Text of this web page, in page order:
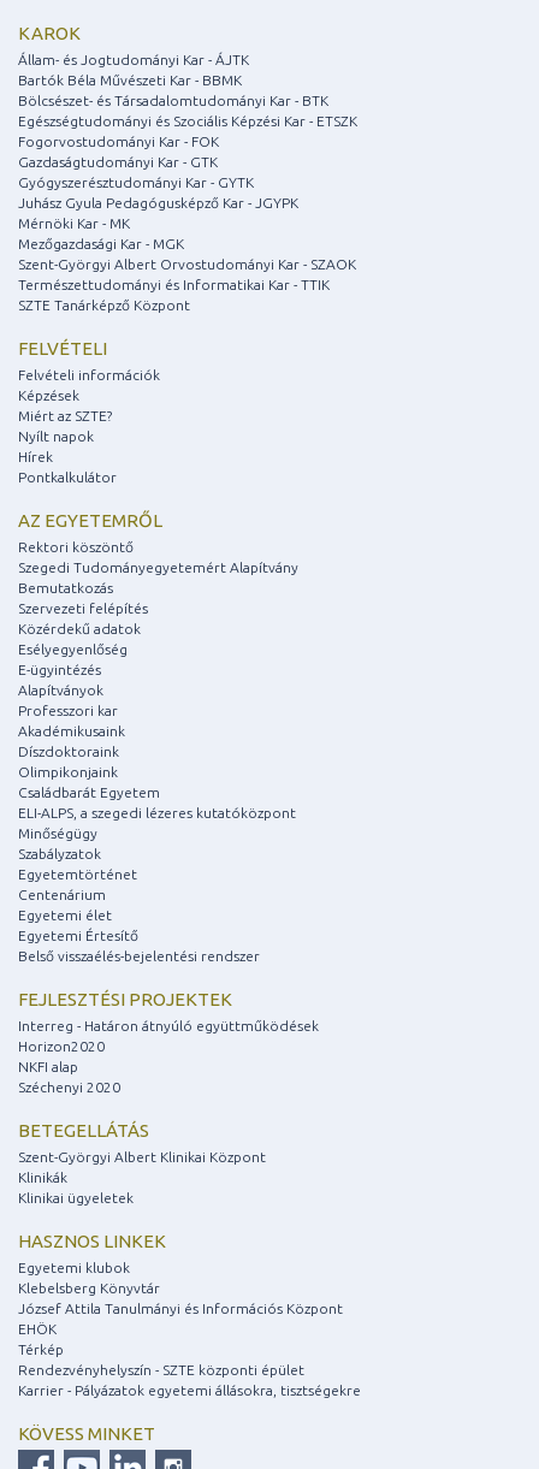
KAROK
Állam- és Jogtudományi Kar - ÁJTK
Bartók Béla Művészeti Kar - BBMK
Bölcsészet- és Társadalomtudományi Kar - BTK
Egészségtudományi és Szociális Képzési Kar - ETSZK
Fogorvostudományi Kar - FOK
Gazdaságtudományi Kar - GTK
Gyógyszerésztudományi Kar - GYTK
Juhász Gyula Pedagógusképző Kar - JGYPK
Mérnöki Kar - MK
Mezőgazdasági Kar - MGK
Szent-Györgyi Albert Orvostudományi Kar - SZAOK
Természettudományi és Informatikai Kar - TTIK
SZTE Tanárképző Központ
FELVÉTELI
Felvételi információk
Képzések
Miért az SZTE?
Nyílt napok
Hírek
Pontkalkulátor
AZ EGYETEMRŐL
Rektori köszöntő
Szegedi Tudományegyetemért Alapítvány
Bemutatkozás
Szervezeti felépítés
Közérdekű adatok
Esélyegyenlőség
E-ügyintézés
Alapítványok
Professzori kar
Akadémikusaink
Díszdoktoraink
Olimpikonjaink
Családbarát Egyetem
ELI-ALPS, a szegedi lézeres kutatóközpont
Minőségügy
Szabályzatok
Egyetemtörténet
Centenárium
Egyetemi élet
Egyetemi Értesítő
Belső visszaélés-bejelentési rendszer
FEJLESZTÉSI PROJEKTEK
Interreg - Határon átnyúló együttműködések
Horizon2020
NKFI alap
Széchenyi 2020
BETEGELLÁTÁS
Szent-Györgyi Albert Klinikai Központ
Klinikák
Klinikai ügyeletek
HASZNOS LINKEK
Egyetemi klubok
Klebelsberg Könyvtár
József Attila Tanulmányi és Információs Központ
EHÖK
Térkép
Rendezvényhelyszín - SZTE központi épület
Karrier - Pályázatok egyetemi állásokra, tisztségekre
KÖVESS MINKET